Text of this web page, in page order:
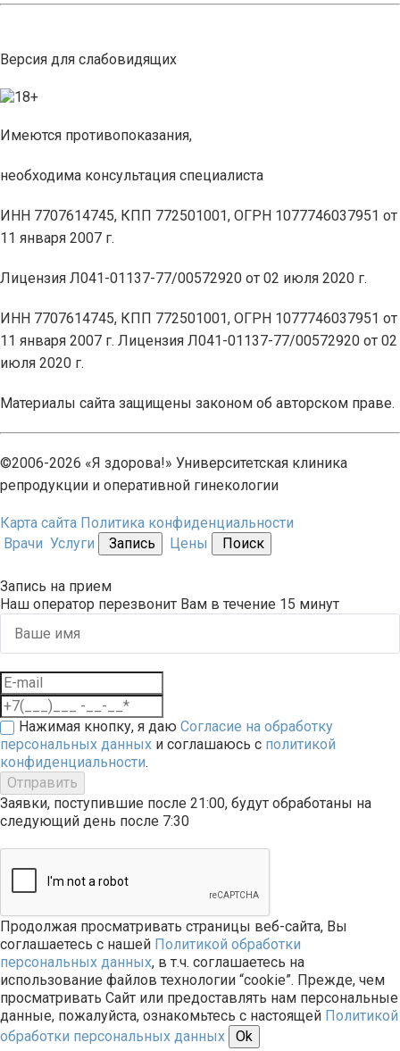
Версия для слабовидящих
Имеются противопоказания,
необходима консультация специалиста
ИНН 7707614745, КПП 772501001, ОГРН 1077746037951 от
11 января 2007 г.
Лицензия Л041-01137-77/00572920 от 02 июля 2020 г.
ИНН 7707614745, КПП 772501001, ОГРН 1077746037951 от
11 января 2007 г. Лицензия Л041-01137-77/00572920 от 02
июля 2020 г.
Материалы сайта защищены законом об авторском праве.
©2006-2026 «Я здорова!» Университетская клиника
репродукции и оперативной гинекологии
Карта сайта Политика конфиденциальности
Врачи Услуги Запись Цены Поиск
Запись на прием
Наш оператор перезвонит Вам в течение 15 минут
Нажимая кнопку, я даю Согласие на обработку
персональных данных и соглашаюсь с политикой
конфиденциальности.
Отправить
Заявки, поступившие после 21:00, будут обработаны на
следующий день после 7:30
Продолжая просматривать страницы веб-сайта, Вы
соглашаетесь с нашей Политикой обработки
персональных данных, в т.ч. соглашаетесь на
использование файлов технологии “cookie”. Прежде, чем
просматривать Сайт или предоставлять нам персональные
данные, пожалуйста, ознакомьтесь с настоящей Политикой
обработки персональных данных
Ok